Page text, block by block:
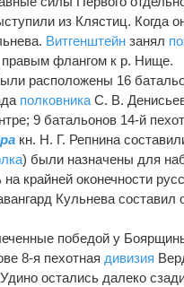
из Клястиц. Когда
Витгенштейн занял
флангом к р. Нище.
расположены 16
полковника С. В.
9 батальонов 14-й
кн. Н. Г. Репнина
) были назначены для
на крайней оконечности
Кульнева составил
победой у
8-я пехотная дивизия
остались далеко